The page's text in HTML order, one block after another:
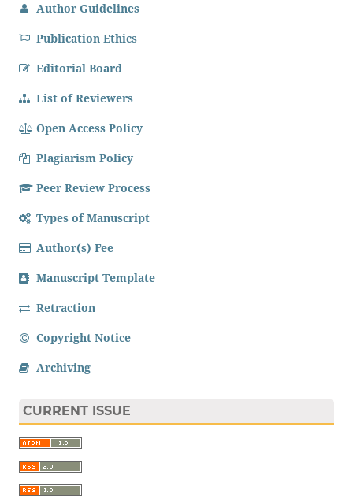
Author Guidelines
Publication Ethics
Editorial Board
List of Reviewers
Open Access Policy
Plagiarism Policy
Peer Review Process
Types of Manuscript
Author(s) Fee
Manuscript Template
Retraction
Copyright Notice
Archiving
CURRENT ISSUE